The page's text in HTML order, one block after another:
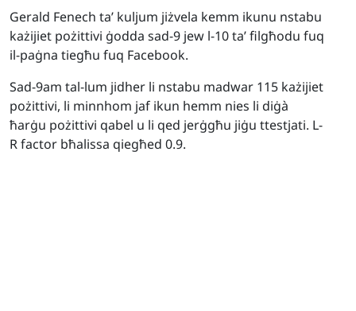
Gerald Fenech ta’ kuljum jiżvela kemm ikunu nstabu
każijiet pożittivi ġodda sad-9 jew l-10 ta’ filgħodu fuq
il-paġna tiegħu fuq Facebook.
Sad-9am tal-lum jidher li nstabu madwar 115 każijiet
pożittivi, li minnhom jaf ikun hemm nies li diġà
ħarġu pożittivi qabel u li qed jerġgħu jiġu ttestjati. L-
R factor bħalissa qiegħed 0.9.